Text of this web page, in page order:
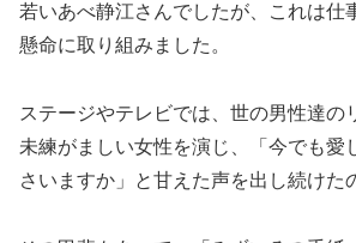
若いあべ静江さんでしたが、これは仕
懸命に取り組みました。
ステージやテレビでは、世の男性達の
未練がましい女性を演じ、「今でも愛
さいますか」と甘えた声を出し続けた